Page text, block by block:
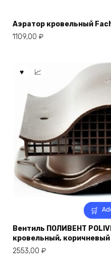
Аэратор кровельный
1109,00 ₽
Вентиль ПОЛИВЕНТ
кровельный,
2553,00 ₽